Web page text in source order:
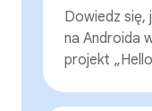
Dowiedz
na Androida
projekt